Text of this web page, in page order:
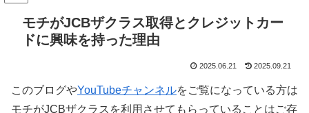
モチがJCBザクラス取得とクレジットカー
ドに興味を持った理由
2025.06.21 2025.09.21
このブログやYouTubeチャンネルをご覧になっている方は
モチがJCBザクラスを利用させてもらっていることはご存